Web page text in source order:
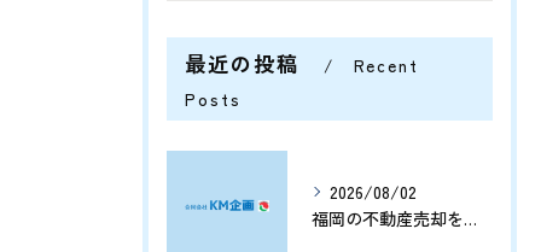
最近の投稿
Recent
Posts
2026/08/02
福岡の不動産売却を分析する将来価格推移と有利なタイミングの見極め方